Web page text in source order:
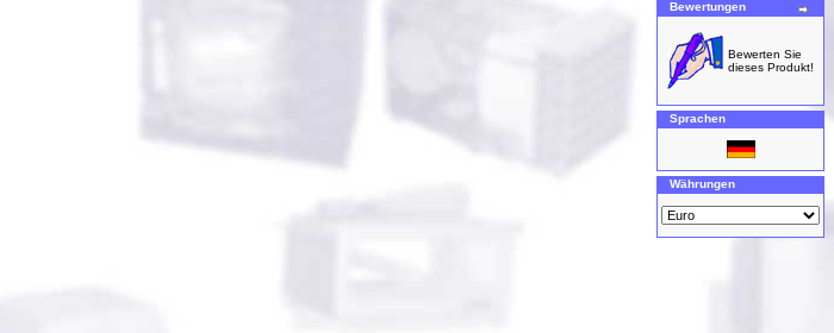
Bewertungen
Bewerten Sie
dieses Produkt!
Sprachen
Währungen